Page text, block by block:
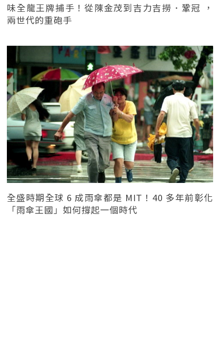
味全龍王牌捕手！從陳金茂到吉力吉撈．鞏冠 ，
兩世代的重砲手
全盛時期全球 6 成雨傘都是 MIT！40 多年前彰化
「雨傘王國」如何撐起一個時代